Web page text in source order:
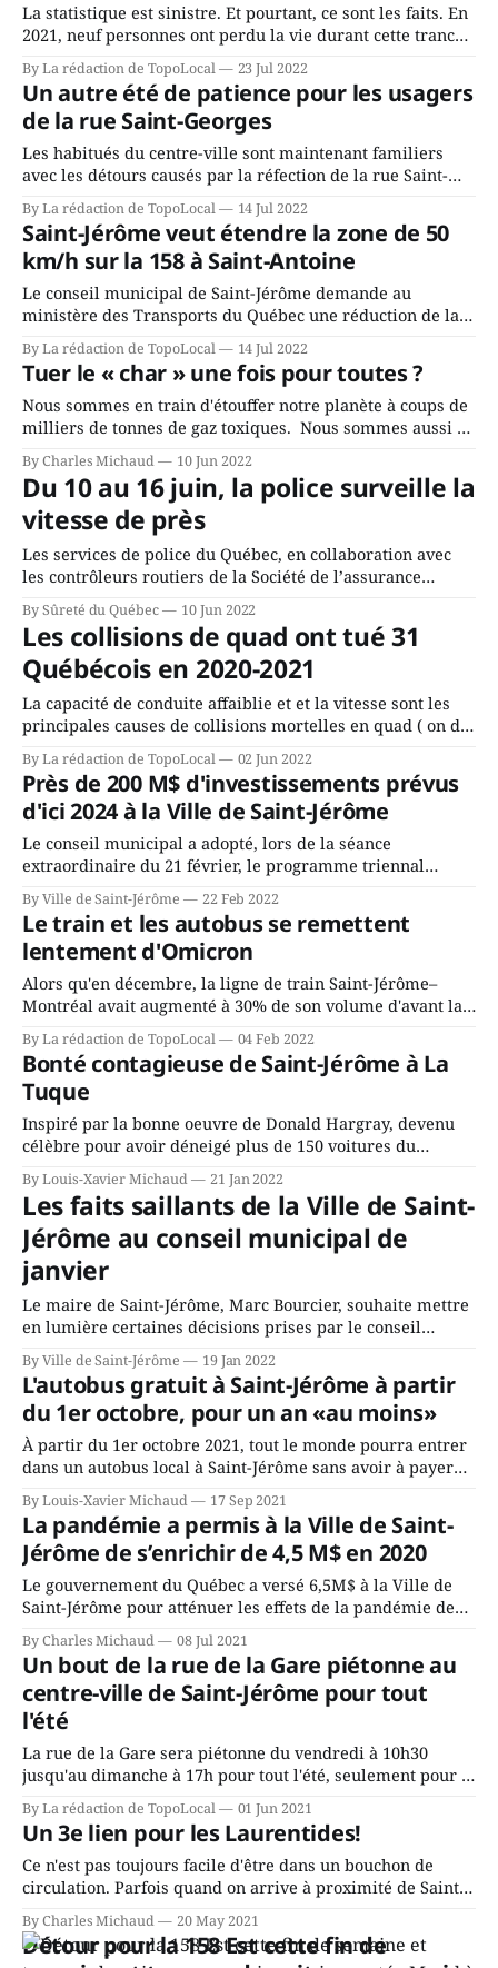
La statistique est sinistre. Et pourtant, ce sont les faits. En
2021, neuf personnes ont perdu la vie durant cette tranche
des vacances d'été. On recense neuf collisions mortelles
survenues sur le réseau routier ainsi que trois décès dans
trois collisions mortelles concernant les véhicules hors
route, et
By La rédaction de TopoLocal 23 Jul 2022
Un autre été de patience pour les usagers
de la rue Saint-Georges
Les habitués du centre-ville sont maintenant familiers
avec les détours causés par la réfection de la rue Saint-
Georges. Alors qu'en 2021 c'était la section entre les rues
Parent et De Martigny, cet été, c'est entre De Martigny et
la rue Ouimet qu&
By La rédaction de TopoLocal 14 Jul 2022
Saint-Jérôme veut étendre la zone de 50
km/h sur la 158 à Saint-Antoine
Le conseil municipal de Saint-Jérôme demande au
ministère des Transports du Québec une réduction de la
vitesse permise sur le boulevard Saint-Antoine, à partir
de la 47e avenue jusqu’à la zone de 50 km/h actuelle.
Présentement, la limite est de 70 km/h sur cette section
By La rédaction de TopoLocal 14 Jul 2022
Tuer le « char » une fois pour toutes ?
Nous sommes en train d'étouffer notre planète à coups de
milliers de tonnes de gaz toxiques. Nous sommes aussi en
train de l'étrangler à l'aide d'un filet routier d'asphalte
impossible à entretenir. Une cage de bitume qui encercle
nos habitations
By Charles Michaud 10 Jun 2022
Du 10 au 16 juin, la police surveille la
vitesse de près
Les services de police du Québec, en collaboration avec
les contrôleurs routiers de la Société de l’assurance
automobile du Québec, s’unissent pour sensibiliser et
conscientiser les conducteurs aux risques liés à la vitesse
pour l’ensemble des usagers du réseau routier.
L'opération nationale concertée (ONC) VITESSE,
By Sûreté du Québec 10 Jun 2022
Les collisions de quad ont tué 31
Québécois en 2020-2021
La capacité de conduite affaiblie et et la vitesse sont les
principales causes de collisions mortelles en quad ( on dit
aussi des VTT ou VJR, pour véhicules tout terrain ou
véhicules hors route ). Au cours de la saison 2020-2021, 31
personnes sont décédées lors de collisions mortelles
impliquant un
By La rédaction de TopoLocal 02 Jun 2022
Près de 200 M$ d'investissements prévus
d'ici 2024 à la Ville de Saint-Jérôme
Le conseil municipal a adopté, lors de la séance
extraordinaire du 21 février, le programme triennal
d’immobilisations (PTI) de la Ville pour les années 2022,
2023 et 2024. Près de 194 M$ d’investissements sont
projetés d’ici 3 ans, soit 82 796 000 $ en 2022, 53 885 000
By Ville de Saint-Jérôme 22 Feb 2022
Le train et les autobus se remettent
lentement d'Omicron
Alors qu'en décembre, la ligne de train Saint-Jérôme–
Montréal avait augmenté à 30% de son volume d'avant la
pandémie et que les autobus grimpaient à 60%, l'arrivée
d'Omicron et l'imposition du travail ou des études à
domicile ont fait
By La rédaction de TopoLocal 04 Feb 2022
Bonté contagieuse de Saint-Jérôme à La
Tuque
Inspiré par la bonne oeuvre de Donald Hargray, devenu
célèbre pour avoir déneigé plus de 150 voitures du
stationnement de l'Hôpital régional de Saint-Jérôme à peu
près à pareille date l'an dernier, un groupe de cinq
personnes a fait la même chose à La Tuque
By Louis-Xavier Michaud 21 Jan 2022
Les faits saillants de la Ville de Saint-
Jérôme au conseil municipal de
janvier
Le maire de Saint-Jérôme, Marc Bourcier, souhaite mettre
en lumière certaines décisions prises par le conseil
municipal lors de la séance du 18 janvier. Travaux de
prolongement du réseau d’aqueduc sur le boulevard de La
Salette Le conseil municipal a adopté un règlement
d’emprunt de 10,4
By Ville de Saint-Jérôme 19 Jan 2022
L'autobus gratuit à Saint-Jérôme à partir
du 1er octobre, pour un an «au moins»
À partir du 1er octobre 2021, tout le monde pourra entrer
dans un autobus local à Saint-Jérôme sans avoir à payer
un sou, sans laissez-passer. D'ici là, le tarif pour un
passage reste à 4,75$. C'est la Ville de Saint-Jérôme qui a
By Louis-Xavier Michaud 17 Sep 2021
La pandémie a permis à la Ville de Saint-
Jérôme de s’enrichir de 4,5 M$ en 2020
Le gouvernement du Québec a versé 6,5M$ à la Ville de
Saint-Jérôme pour atténuer les effets de la pandémie de
COVID-19, mais une fois le gros de la crise passé, on
constate que la Ville n'aurait eu besoin que d'environ 2
M$. La
By Charles Michaud 08 Jul 2021
Un bout de la rue de la Gare piétonne au
centre-ville de Saint-Jérôme pour tout
l'été
La rue de la Gare sera piétonne du vendredi à 10h30
jusqu'au dimanche à 17h pour tout l'été, seulement pour le
tronçon entre la rue Saint-Georges et la rue Godmer, qui
donne sur la place des Festivités. Cette initiative au
centre-ville de Saint-Jérôme,
By La rédaction de TopoLocal 01 Jun 2021
Un 3e lien pour les Laurentides!
Ce n'est pas toujours facile d'être dans un bouchon de
circulation. Parfois quand on arrive à proximité de Saint-
Jérôme, on se sent si près du but et puis, boum! Ça bloque
à Mirabel à hauteur de la 50. Et reboum! Ça bloque tout le
long
By Charles Michaud 20 May 2021
Détour pour la 158 Est cette fin de